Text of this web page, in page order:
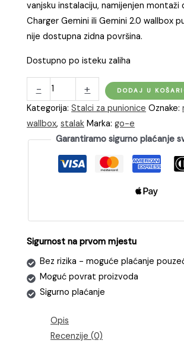
vanjsku instalaciju, namijenjen montaži
Charger Gemini ili Gemini 2.0 wallbox
nije dostupna zidna površina.
Dostupno po isteku zaliha
-
e
stalak
za
punionice
količina
+ DODAJ U
Kategorija:Stalci za punionice Oznake:
wallbox,stalak Marka:go-e
Garantiramo sigurno plaćanje
Sigurnost na prvom mjestu
Bez rizika - moguće plaćanje
Moguć povrat proizvoda
Sigurno plaćanje
Opis
Recenzije (0)